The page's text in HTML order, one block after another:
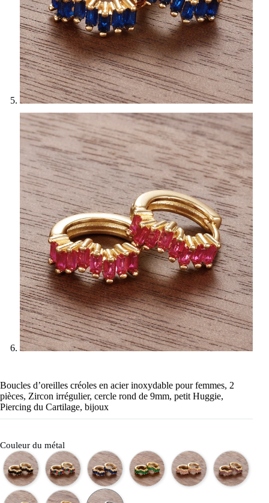
Boucles d’oreilles créoles en acier inoxydable pour femmes, 2
pièces, Zircon irrégulier, cercle rond de 9mm, petit Huggie,
Piercing du Cartilage, bijoux
Couleur du métal